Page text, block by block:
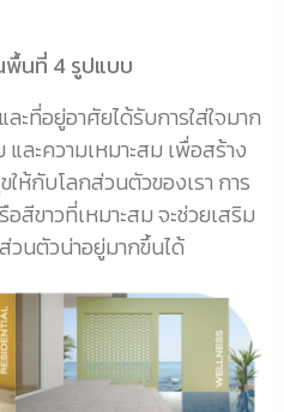
พื้นที่ 4 รูปแบบ
ะที่อยู่อาศัยได้รับการใส่ใจมาก
ละความเหมาะสม เพื่อสร้าง
ห้กับโลกส่วนตัวของเรา การ
สีขาวที่เหมาะสม จะช่วยเสริม
วนตัวน่าอยู่มากขึ้นได้